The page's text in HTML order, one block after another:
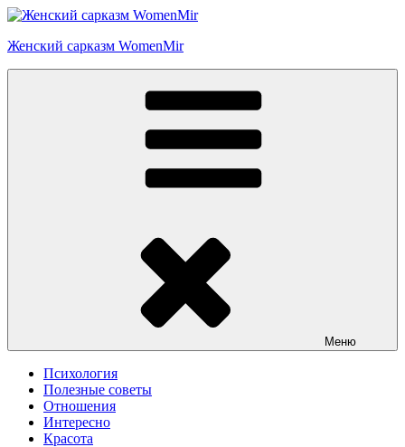
Перейти
содержимому
Женский сарказм WomenMir
Меню
Психология
Полезные советы
Отношения
Интересно
Красота